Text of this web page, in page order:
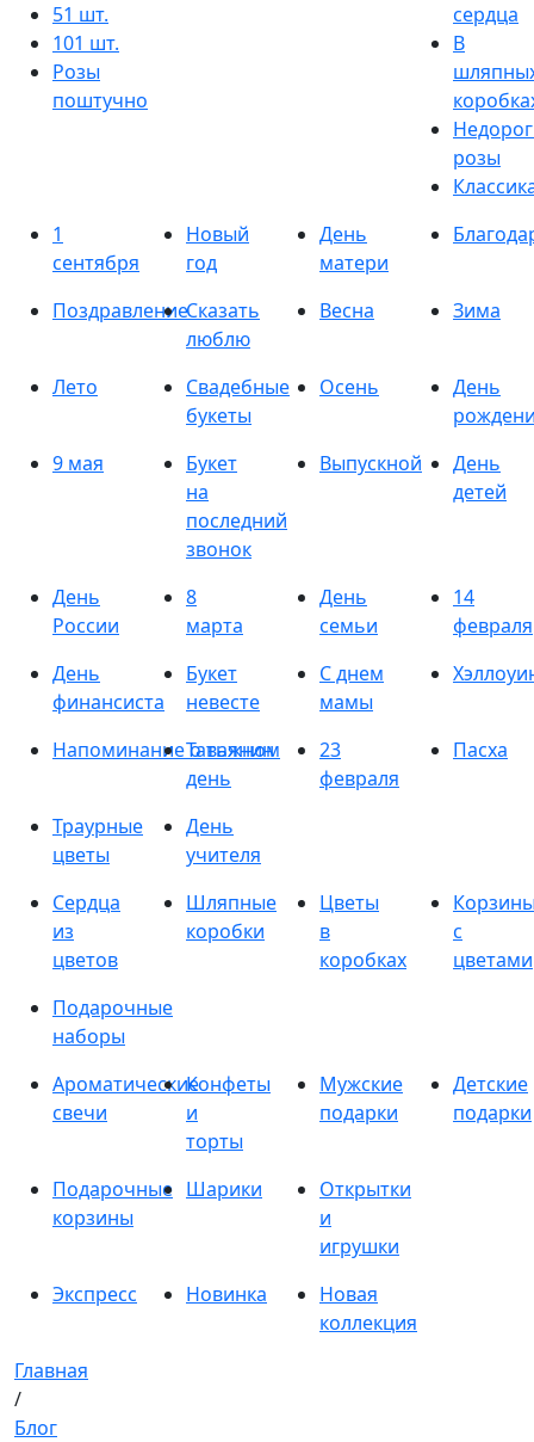
51 шт.
101 шт.
Розы
поштучно
сердца
В
розы
1
сентября
Новый
год
День
матери
ПоздравлениеСказать
люблю
Весна Зима
Лето
Свадебные
букеты
Осень
День
9 мая
Букет
на
последний
звонок
Выпускной
День
детей
День
России
8
марта
День
семьи
14
февраля
День
финансиста
Букет
невесте
С днем
мамы
Напоминание о важном
Татьянин
день
23
февраля
Пасха
Траурные
цветы
День
учителя
Сердца
из
цветов
Шляпные
коробки
Цветы
в
коробках
с
цветами
Подарочные
наборы
Ароматические
свечи
Конфеты
и
торты
Мужские
подарки
Детские
подарки
Подарочные
корзины
Шарики
Открытки
и
игрушки
Экспресс
Новинка
Новая
коллекция
Главная
/
Блог